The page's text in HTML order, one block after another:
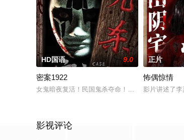
HD国语 9.0
密案1922
女鬼暗夜复活！民国鬼杀夺命！白米埋尸噬魂杀，
正片
怖偶惊情
影片讲述了
影视评论